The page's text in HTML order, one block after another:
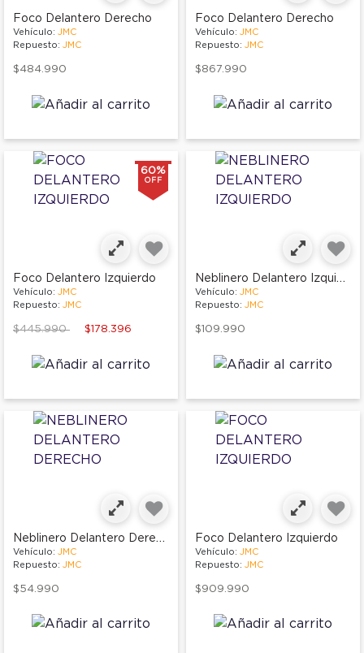
Foco Delantero Derecho
Vehículo: JMC
Repuesto: JMC
$484.990
Foco Delantero Derecho
Vehículo: JMC
Repuesto: JMC
$867.990
60%
OFF
Foco Delantero Izquierdo
Vehículo: JMC
Repuesto: JMC
Price reduced from
$445.990to $178.396
Neblinero Delantero Izquierdo
Vehículo: JMC
Repuesto: JMC
$109.990
Neblinero Delantero Derecho
Vehículo: JMC
Repuesto: JMC
$54.990
Foco Delantero Izquierdo
Vehículo: JMC
Repuesto: JMC
$909.990